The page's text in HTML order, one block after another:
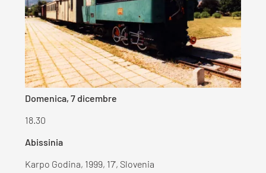
Domenica, 7 dicembre
18.30
Abissinia
Karpo Godina, 1999, 17’, Slovenia